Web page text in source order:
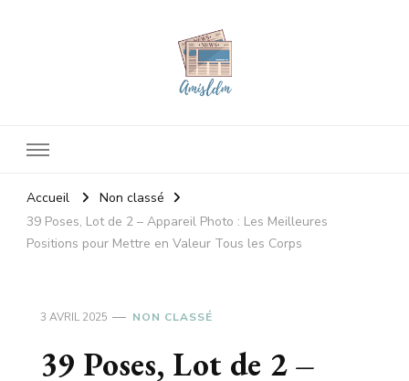
Accueil
Non classé
39 Poses, Lot de 2 – Appareil Photo : Les Meilleures
Positions pour Mettre en Valeur Tous les Corps
3 AVRIL 2025 NON CLASSÉ
39 Poses, Lot de 2 –